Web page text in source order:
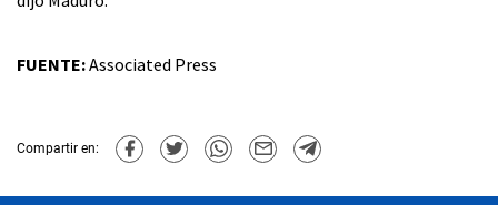
FUENTE:Associated Press
Compartir en: